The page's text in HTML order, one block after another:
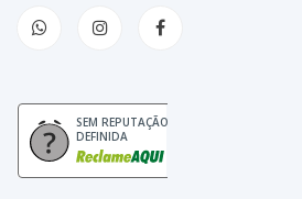
SEM REPUTAÇÃO
DEFINIDA